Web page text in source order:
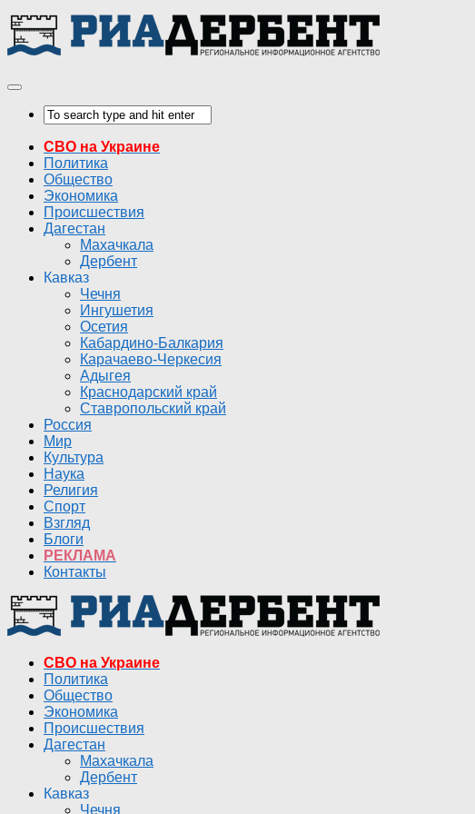
СВО на Украине
Политика
Общество
Экономика
Происшествия
Дагестан
Махачкала
Дербент
Кавказ
Чечня
Ингушетия
Осетия
Кабардино-Балкария
Карачаево-Черкесия
Адыгея
Краснодарский край
Ставропольский край
Россия
Мир
Культура
Наука
Религия
Спорт
Взгляд
Блоги
РЕКЛАМА
Контакты
СВО на Украине
Политика
Общество
Экономика
Происшествия
Дагестан
Махачкала
Дербент
Кавказ
Чечня